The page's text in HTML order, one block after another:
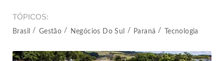
TÓPICOS
Brasil Gestão Negócios Do Sul Paraná Tecnologia